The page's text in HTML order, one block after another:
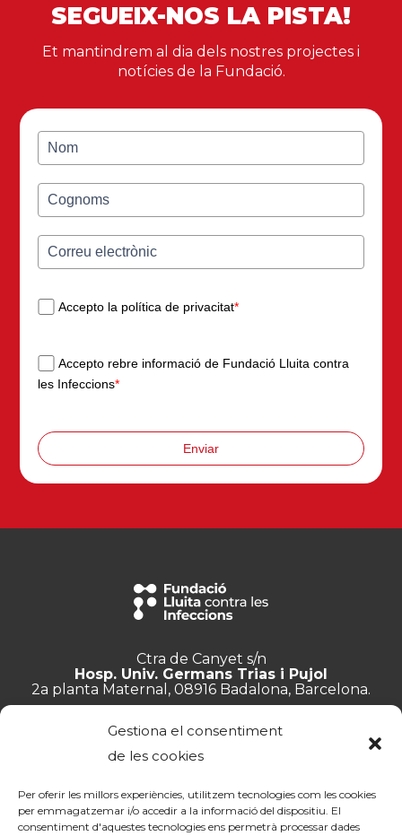
Gestiona el consentiment
de les cookies
Per oferir les millors experiències, utilitzem tecnologies com les cookies
per emmagatzemar i/o accedir a la informació del dispositiu. El
consentiment d'aquestes tecnologies ens permetrà processar dades
SEGUEIX-NOS LA PISTA!
Et mantindrem al dia dels nostres projectes i
notícies de la Fundació.
Accepto la política de privacitat*
Accepto rebre informació de Fundació Lluita contra
les Infeccions*
Enviar
Ctra de Canyet s/n
Hosp. Univ. Germans Trias i Pujol
2a planta Maternal, 08916 Badalona, Barcelona.
info@lluita.org